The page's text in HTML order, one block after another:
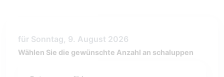
für Sonntag, 9. August 2026
Wählen Sie die gewünschte Anzahl an schaluppen